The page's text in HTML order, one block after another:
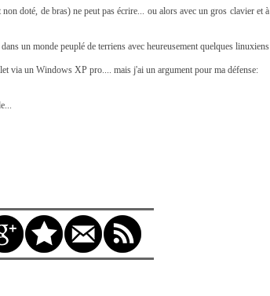
doté, de bras) ne peut pas écrire... ou alors avec un gros clavier et à
un monde peuplé de terriens avec heureusement quelques linuxiens
via un Windows XP pro.... mais j'ai un argument pour ma défense: